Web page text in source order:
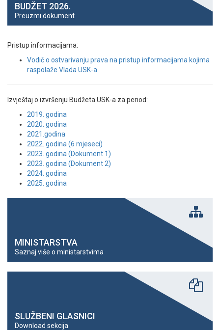
BUDŽET 2026.
Preuzmi dokument
Pristup informacijama:
Vodič o ostvarivanju prava na pristup informacijama kojima
raspolaže Vlada USK-a
Izvještaj o izvršenju Budžeta USK-a za period:
2019. godina
2020. godina
2021.godina
2022. godina (6 mjeseci)
2023. godina (Dokument 1)
2023. godina (Dokument 2)
2024. godina
2025. godina
MINISTARSTVA
Saznaj više o ministarstvima
SLUŽBENI GLASNICI
Download sekcija